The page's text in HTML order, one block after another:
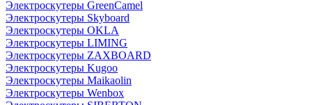
Электроскутеры GreenCamel
Электроскутеры Skyboard
Электроскутеры OKLA
Электроскутеры LIMING
Электроскутеры ZAXBOARD
Электроскутеры Kugoo
Электроскутеры Maikaolin
Электроскутеры Wenbox